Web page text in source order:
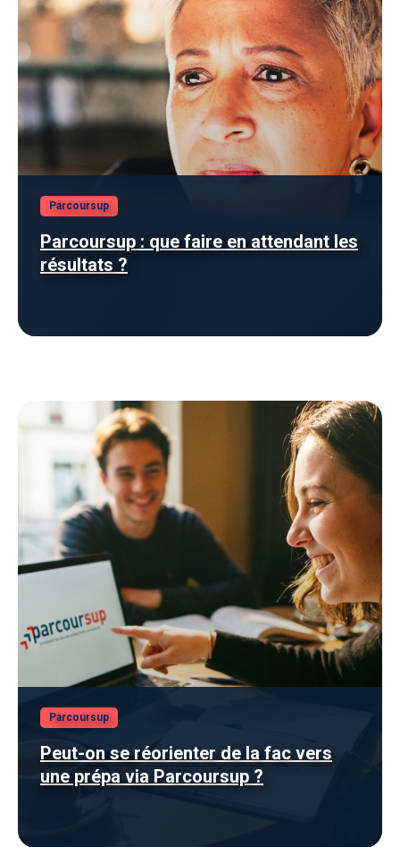
Parcoursup
Parcoursup : que faire en attendant les
résultats ?
Parcoursup
Peut-on se réorienter de la fac vers
une prépa via Parcoursup ?